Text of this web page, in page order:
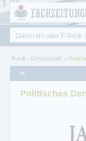
Fachmagazine
Suche
Sie sind hier
Politik - Gesellschaft
‹‹
Politisches
Cookie-Einstellungen